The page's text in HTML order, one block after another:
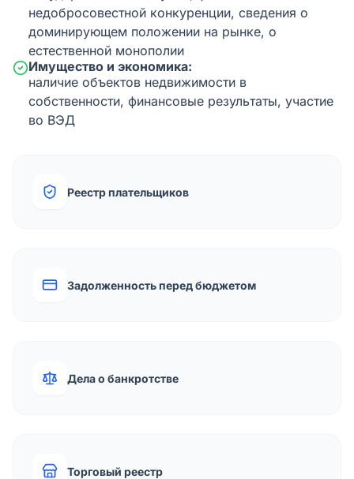
недобросовестной конкуренции, сведения о
доминирующем положении на рынке, о
естественной монополии
Имущество и экономика:
наличие объектов недвижимости в
собственности, финансовые результаты, участие
во ВЭД
Реестр плательщиков
Задолженность перед бюджетом
Дела о банкротстве
Торговый реестр